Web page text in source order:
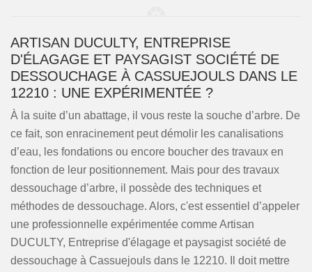
ARTISAN DUCULTY, ENTREPRISE
D'ÉLAGAGE ET PAYSAGIST SOCIÉTÉ DE
DESSOUCHAGE À CASSUEJOULS DANS LE
12210 : UNE EXPÉRIMENTÉE ?
À la suite d’un abattage, il vous reste la souche d’arbre. De
ce fait, son enracinement peut démolir les canalisations
d’eau, les fondations ou encore boucher des travaux en
fonction de leur positionnement. Mais pour des travaux
dessouchage d’arbre, il possède des techniques et
méthodes de dessouchage. Alors, c'est essentiel d’appeler
une professionnelle expérimentée comme Artisan
DUCULTY, Entreprise d'élagage et paysagist société de
dessouchage à Cassuejouls dans le 12210. Il doit mettre